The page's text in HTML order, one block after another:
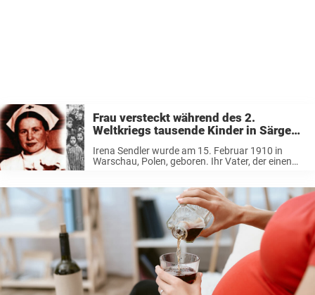
Frau versteckt während des 2.
Weltkriegs tausende Kinder in Särgen
Licht
Irena Sendler wurde am 15. Februar 1910 in
Warschau, Polen, geboren. Ihr Vater, der einen
bedenken: hilf ...